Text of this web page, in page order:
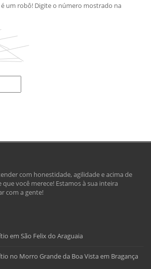
um robô! Digite o número mostrado na
com honestidade, agilidade e acima de
você merece! Estamos à sua inteira
com a gente!
em São Felix do Araguaia
no Morro Grande da Boa Vista em Bragança